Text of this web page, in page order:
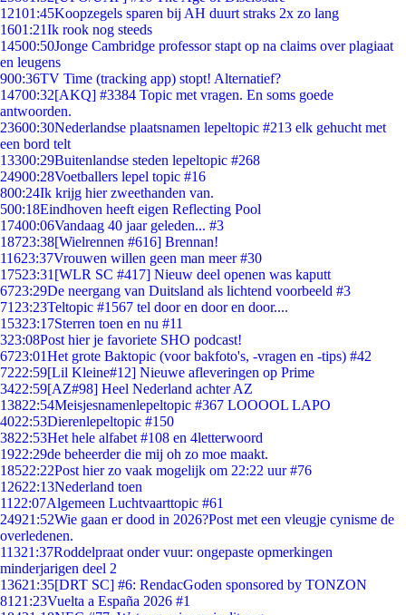
12101:45Koopzegels sparen bij AH duurt straks 2x zo lang
1601:21Ik rook nog steeds
14500:50Jonge Cambridge professor stapt op na claims over plagiaat
en leugens
900:36TV Time (tracking app) stopt! Alternatief?
14700:32[AKQ] #3384 Topic met vragen. En soms goede
antwoorden.
23600:30Nederlandse plaatsnamen lepeltopic #213 elk gehucht met
een bord telt
13300:29Buitenlandse steden lepeltopic #268
24900:28Voetballers lepel topic #16
800:24Ik krijg hier zweethanden van.
500:18Eindhoven heeft eigen Reflecting Pool
17400:06Vandaag 40 jaar geleden... #3
18723:38[Wielrennen #616] Brennan!
11623:37Vrouwen willen geen man meer #30
17523:31 [WLR SC #417] Nieuw deel openen was kaputt
6723:29De neergang van Duitsland als lichtend voorbeeld #3
71 23:23Teltopic #1567 tel door en door en door....
15323:17Sterren toen en nu #11
323:08Post hier je favoriete SHO podcast!
6723:01Het grote Baktopic (voor bakfoto's, -vragen en -tips) #42
7222:59[Lil Kleine#12] Nieuwe afleveringen op Prime
3422:59[AZ#98] Heel Nederland achter AZ
13822:54Meisjesnamenlepeltopic #367 LOOOOL LAPO
4022:53Dierenlepeltopic #150
3822:53Het hele alfabet #108 en 4letterwoord
1922:29de beheerder die mij oh zo moe maakt.
18522:22Post hier zo vaak mogelijk om 22:22 uur #76
12622:13Nederland toen
11 22:07Algemeen Luchtvaarttopic #61
24921:52Wie gaan er dood in 2026?Post met een vleugje cynisme de
overledenen.
11321:37Roddelpraat onder vuur: ongepaste opmerkingen
minderjarigen deel 2
13621:35[DRT SC] #6: RendacGoden sponsored by TONZON
81 21:23Vuelta a España 2026 #1